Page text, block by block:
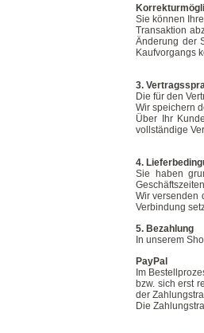
Sie können
Transaktion
Änderung der
Kaufvorgangs
3.
Die für den
Wir speichern
Über Ihr
vollständige
4.
Sie haben
Wir versenden
Verbindung
5. Bezahlung
In unserem
PayPal
Im
bzw. sich erst
der
Die